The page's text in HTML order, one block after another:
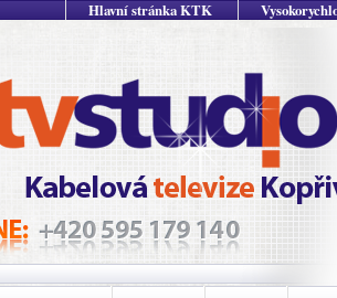
Hlavní stránka KTK